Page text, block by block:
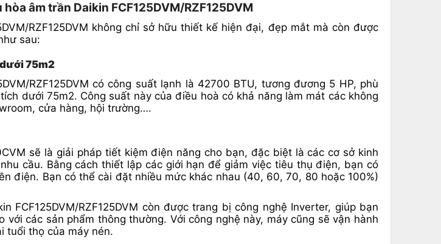
âm trần Daikin FCF125DVM/RZF125DVM
RZF125DVM không chỉ sở hữu thiết kế hiện đại, đẹp mắt mà còn được
sau:
75m2
RZF125DVM có công suất lạnh là 42700 BTU, tương đương 5 HP, phù
dưới 75m2. Công suất này của điều hoà có khả năng làm mát các không
cửa hàng, hội trường….
sẽ là giải pháp tiết kiệm điện năng cho bạn, đặc biệt là các cơ sở kinh
cầu. Bằng cách thiết lập các giới hạn để giảm việc tiêu thụ điện, bạn có
điện. Bạn có thể cài đặt nhiều mức khác nhau (40, 60, 70, 80 hoặc 100%)
FCF125DVM/RZF125DVM còn được trang bị công nghệ Inverter, giúp bạn
với các sản phẩm thông thường. Với công nghệ này, máy cũng sẽ vận hành
tuổi thọ của máy nén.